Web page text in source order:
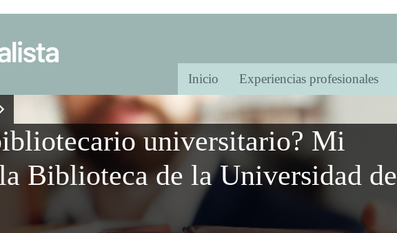
Inicio Experiencias profesionales
universitario? Mi
Biblioteca de la Universidad de